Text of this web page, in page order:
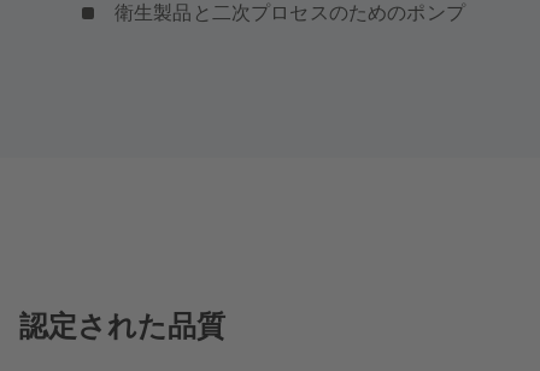
衛生製品と二次プロセスのためのポンプ
認定された品質